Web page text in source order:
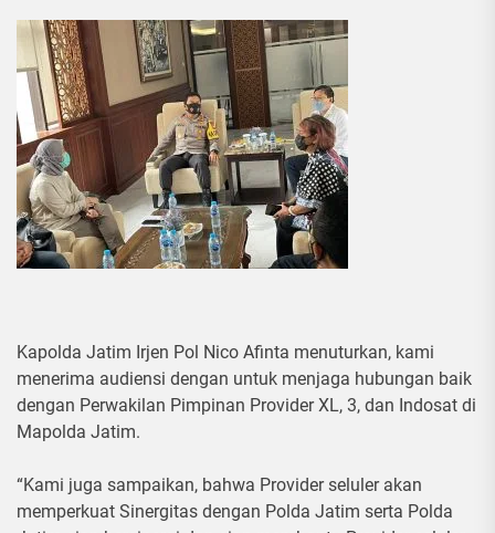
Kapolda Jatim Irjen Pol Nico Afinta menuturkan, kami
menerima audiensi dengan untuk menjaga hubungan baik
dengan Perwakilan Pimpinan Provider XL, 3, dan Indosat di
Mapolda Jatim.
“Kami juga sampaikan, bahwa Provider seluler akan
memperkuat Sinergitas dengan Polda Jatim serta Polda